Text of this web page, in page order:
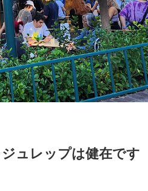
ュレップは健在です